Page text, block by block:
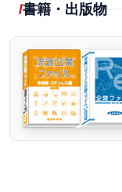
書籍・出版物